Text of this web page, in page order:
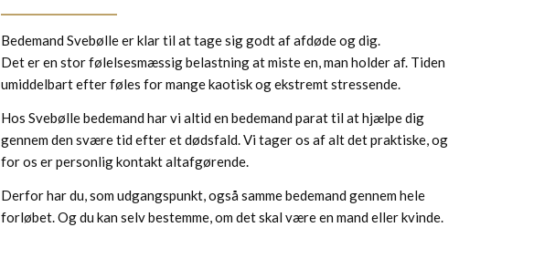
Bedemand Svebølle er klar til at tage sig godt af afdøde og dig.
Det er en stor følelsesmæssig belastning at miste en, man holder af. Tiden
umiddelbart efter føles for mange kaotisk og ekstremt stressende.
Hos Svebølle bedemand har vi altid en bedemand parat til at hjælpe dig
gennem den svære tid efter et dødsfald. Vi tager os af alt det praktiske, og
for os er personlig kontakt altafgørende.
Derfor har du, som udgangspunkt, også samme bedemand gennem hele
forløbet. Og du kan selv bestemme, om det skal være en mand eller kvinde.